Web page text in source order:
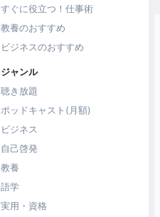
すぐに役立つ！仕事術
教養のおすすめ
ビジネスのおすすめ
ジャンル
聴き放題
ポッドキャスト(月額)
ビジネス
自己啓発
教養
語学
実用・資格